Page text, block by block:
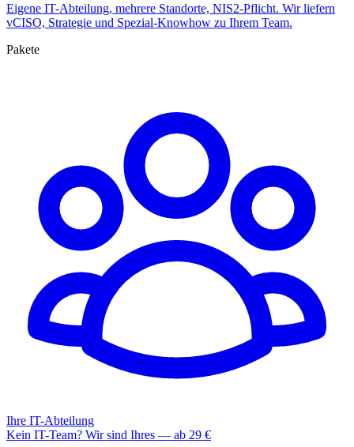
Eigene IT-Abteilung, mehrere Standorte, NIS2-Pflicht. Wir liefern
vCISO, Strategie und Spezial-Knowhow zu Ihrem Team.
Pakete
Ihre IT-Abteilung
Kein IT-Team? Wir sind Ihres — ab 29 €